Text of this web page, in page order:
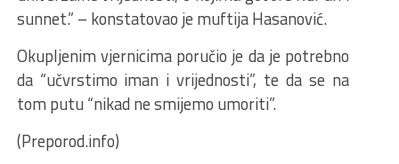
sunnet.” – konstatovao je muftija Hasanović.
Okupljenim vjernicima poručio je da je potrebno
da “učvrstimo iman i vrijednosti”, te da se na
tom putu “nikad ne smijemo umoriti”.
(Preporod.info)